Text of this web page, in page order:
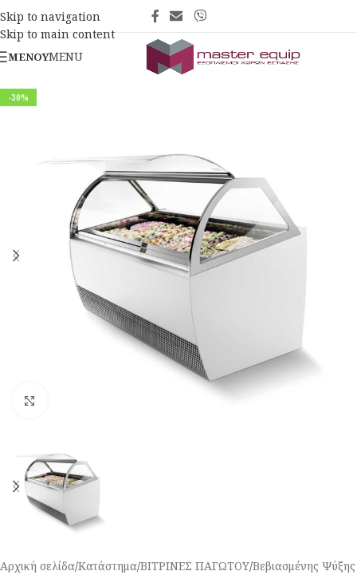
Skip to navigation
Skip to main content
ΜΕΝΟΎMENU
-30%
Αρχική σελίδα/Κατάστημα/ΒΙΤΡΙΝΕΣ ΠΑΓΩΤΟΥ/Βεβιασμένης Ψύξης